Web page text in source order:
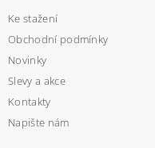
Ke stažení
Obchodní podmínky
Novinky
Slevy a akce
Kontakty
Napište nám